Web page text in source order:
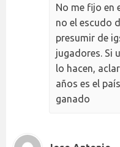
No me fijo en
no el escudo
presumir de
jugadores. Si
lo hacen,
años es el
ganado